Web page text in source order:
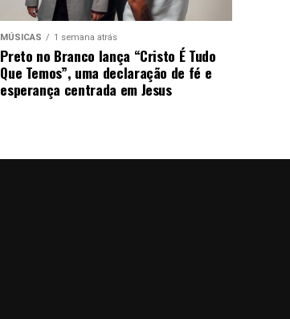
MÚSICAS 1 semana atrás
Preto no Branco lança “Cristo É Tudo
Que Temos”, uma declaração de fé e
esperança centrada em Jesus